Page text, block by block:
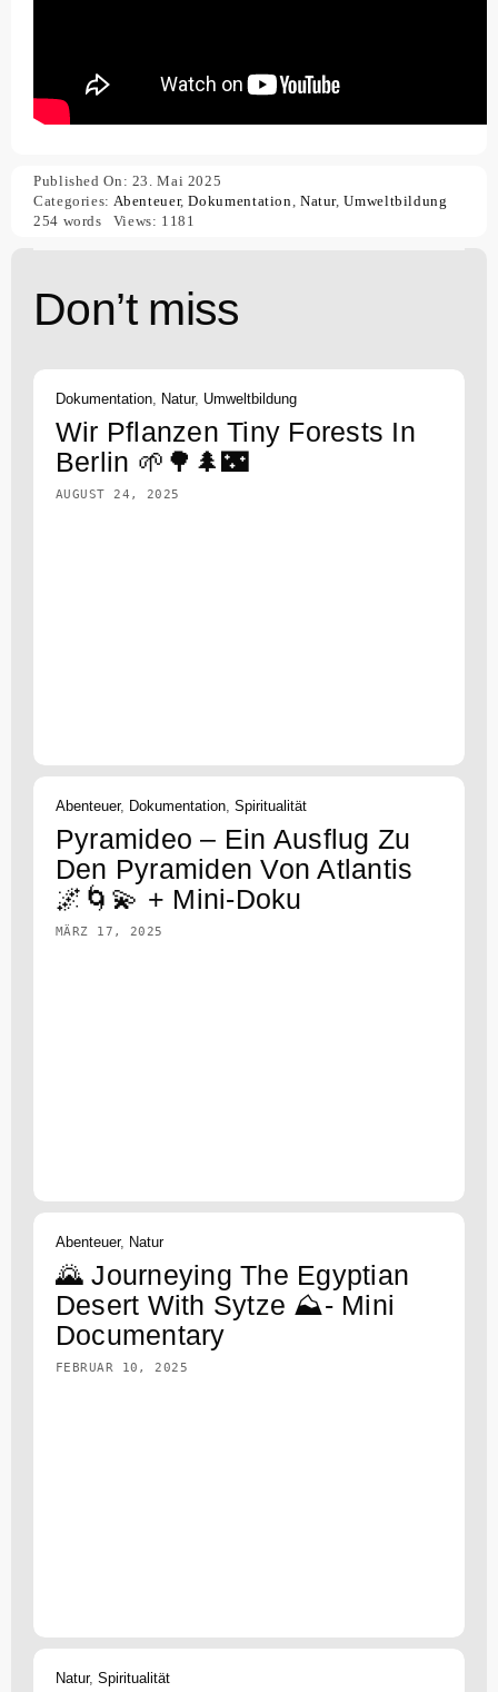
Published On: 23. Mai 2025
Categories: Abenteuer,Dokumentation, Natur,Umweltbildung
254 words
Views: 1181
Don’t miss
Dokumentation, Natur, Umweltbildung
Wir Pflanzen Tiny Forests In
Berlin 🌱🌳🌲🌃
AUGUST 24, 2025
Abenteuer, Dokumentation, Spiritualität
Pyramideo – Ein Ausflug Zu
Den Pyramiden Von Atlantis
🌌🌀💫 + Mini-Doku
MÄRZ 17, 2025
Abenteuer, Natur
🌄 Journeying The Egyptian
Desert With Sytze ⛰️- Mini
Documentary
FEBRUAR 10, 2025
Natur, Spiritualität